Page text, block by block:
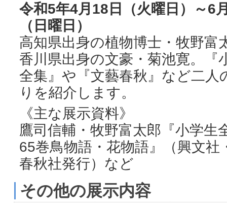
令和5年4月18日（火曜日）～6
（日曜日）
高知県出身の植物博士・牧野富
香川県出身の文豪・菊池寛。『
全集』や『文藝春秋』など二人
りを紹介します。
《主な展示資料》
鷹司信輔・牧野富太郎『小学生
65巻鳥物語・花物語』（興文社
春秋社発行）など
その他の展示内容